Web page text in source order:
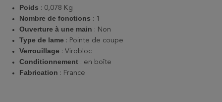
Poids : 0,078 Kg
Nombre de fonctions : 1
Ouverture à une main : Non
Type de lame : Pointe de coupe
Verrouillage : Virobloc
Conditionnement : en boîte
Fabrication : France